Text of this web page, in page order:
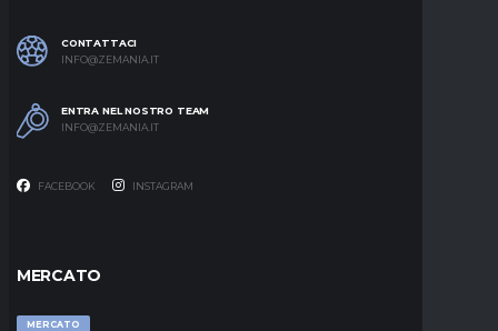
CONTATTACI
INFO@ZEMANIA.IT
ENTRA NEL NOSTRO TEAM
INFO@ZEMANIA.IT
FACEBOOK INSTAGRAM
MERCATO
MERCATO